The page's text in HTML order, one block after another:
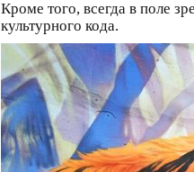
Кроме того, всегда в поле
культурного кода.